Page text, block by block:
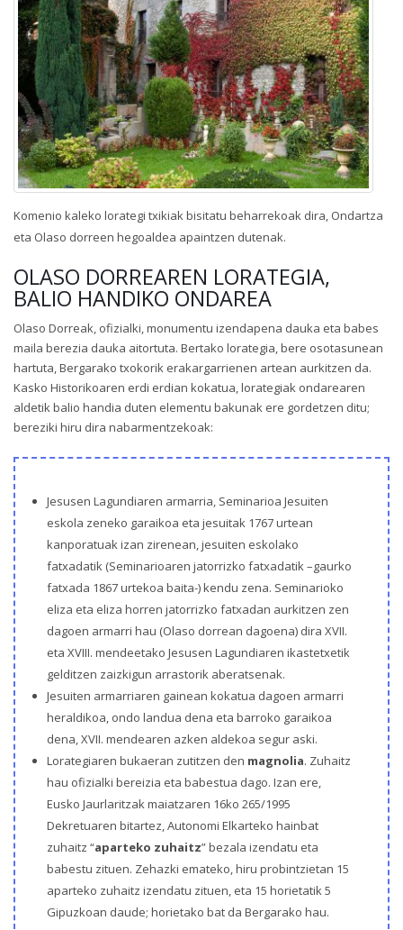
Komenio kaleko lorategi txikiak bisitatu beharrekoak dira, Ondartza
eta Olaso dorreen hegoaldea apaintzen dutenak.
OLASO DORREAREN LORATEGIA,
BALIO HANDIKO ONDAREA
Olaso Dorreak, ofizialki, monumentu izendapena dauka eta babes
maila berezia dauka aitortuta. Bertako lorategia, bere osotasunean
hartuta, Bergarako txokorik erakargarrienen artean aurkitzen da.
Kasko Historikoaren erdi erdian kokatua, lorategiak ondarearen
aldetik balio handia duten elementu bakunak ere gordetzen ditu;
bereziki hiru dira nabarmentzekoak:
Jesusen Lagundiaren armarria, Seminarioa Jesuiten
eskola zeneko garaikoa eta jesuitak 1767 urtean
kanporatuak izan zirenean, jesuiten eskolako
fatxadatik (Seminarioaren jatorrizko fatxadatik –gaurko
fatxada 1867 urtekoa baita-) kendu zena. Seminarioko
eliza eta eliza horren jatorrizko fatxadan aurkitzen zen
dagoen armarri hau (Olaso dorrean dagoena) dira XVII.
eta XVIII. mendeetako Jesusen Lagundiaren ikastetxetik
gelditzen zaizkigun arrastorik aberatsenak.
Jesuiten armarriaren gainean kokatua dagoen armarri
heraldikoa, ondo landua dena eta barroko garaikoa
dena, XVII. mendearen azken aldekoa segur aski.
Lorategiaren bukaeran zutitzen den magnolia. Zuhaitz
hau ofizialki bereizia eta babestua dago. Izan ere,
Eusko Jaurlaritzak maiatzaren 16ko 265/1995
Dekretuaren bitartez, Autonomi Elkarteko hainbat
zuhaitz “aparteko zuhaitz” bezala izendatu eta
babestu zituen. Zehazki emateko, hiru probintzietan 15
aparteko zuhaitz izendatu zituen, eta 15 horietatik 5
Gipuzkoan daude; horietako bat da Bergarako hau.